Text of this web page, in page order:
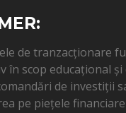
de tranzacționare
în scop educațional
de investiții
pe piețele